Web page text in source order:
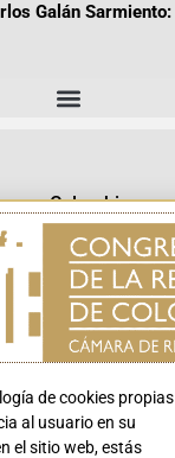
Galán Sarmiento:
de cookies propias
al usuario en su
el sitio web, estás